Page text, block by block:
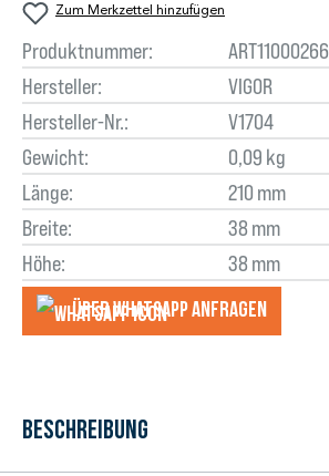
Zum Merkzettel hinzufügen
Produktnummer:
ART11000266
Hersteller:
VIGOR
Hersteller-Nr.:
V1704
Gewicht:
0,09 kg
Länge:
210 mm
Breite:
38 mm
Höhe:
38 mm
Über WhatsApp anfragеn
Beschreibung